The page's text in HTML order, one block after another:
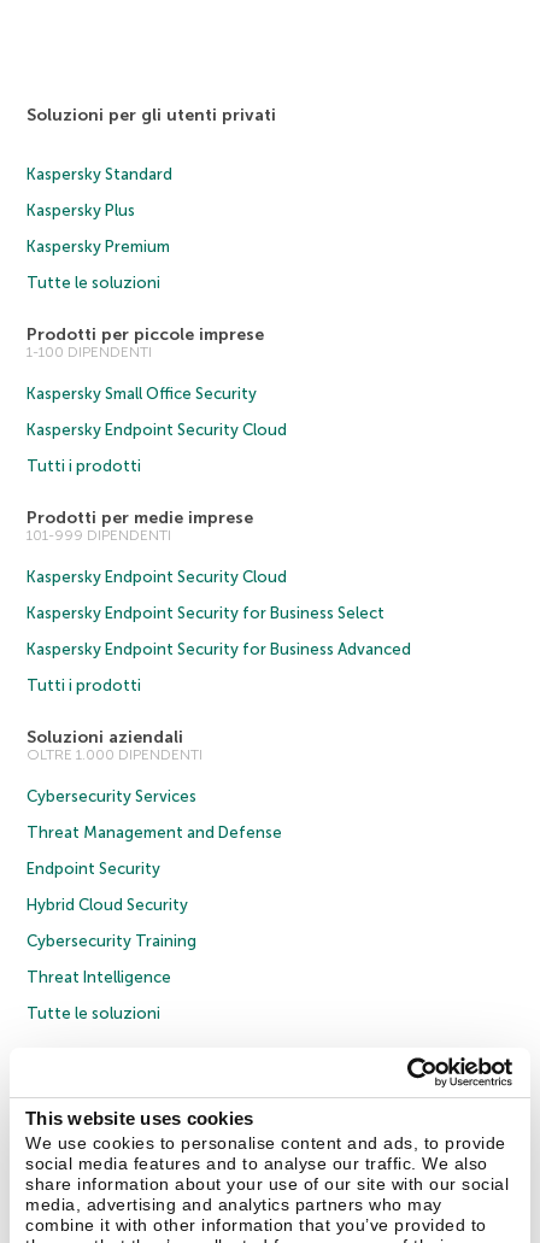
This website uses cookies
We use cookies to personalise content and ads, to provide
social media features and to analyse our traffic. We also
share information about your use of our site with our social
media, advertising and analytics partners who may
combine it with other information that you’ve provided to
Soluzioni per gli utenti privati
Kaspersky Standard
Kaspersky Plus
Kaspersky Premium
Tutte le soluzioni
Prodotti per piccole imprese
1-100 DIPENDENTI
Kaspersky Small Office Security
Kaspersky Endpoint Security Cloud
Tutti i prodotti
Prodotti per medie imprese
101-999 DIPENDENTI
Kaspersky Endpoint Security Cloud
Kaspersky Endpoint Security for Business Select
Kaspersky Endpoint Security for Business Advanced
Tutti i prodotti
Soluzioni aziendali
OLTRE 1.000 DIPENDENTI
Cybersecurity Services
Threat Management and Defense
Endpoint Security
Hybrid Cloud Security
Cybersecurity Training
Threat Intelligence
Tutte le soluzioni
Informativa sulla privacy
Cookies
Contatti Chi siamo Partner Blog Centro risorse Comunicati stampa